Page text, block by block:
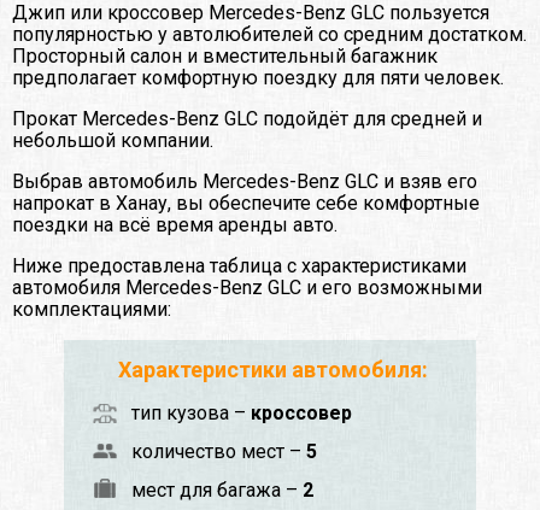
Джип или кроссовер Mercedes-Benz GLC пользуется
популярностью у автолюбителей со средним достатком.
Просторный салон и вместительный багажник
предполагает комфортную поездку для пяти человек.
Прокат Mercedes-Benz GLC подойдёт для средней и
небольшой компании.
Выбрав автомобиль Mercedes-Benz GLC и взяв его
напрокат в Ханау, вы обеспечите себе комфортные
поездки на всё время аренды авто.
Ниже предоставлена таблица с характеристиками
автомобиля Mercedes-Benz GLC и его возможными
комплектациями:
Характеристики автомобиля:
тип кузова – кроссовер
количество мест – 5
мест для багажа – 2